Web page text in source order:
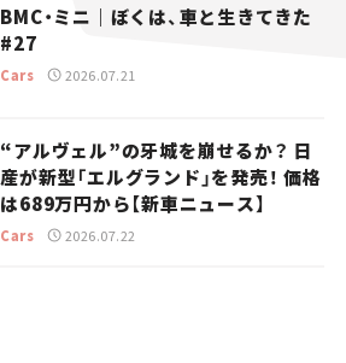
BMC・ミニ｜ぼくは、車と生きてきた
#27
Cars 2026.07.21
“アルヴェル”の牙城を崩せるか？ 日
産が新型「エルグランド」を発売！ 価格
は689万円から【新車ニュース】
Cars 2026.07.22